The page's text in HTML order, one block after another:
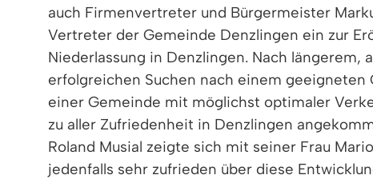
auch Firmenvertreter und Bürgermeister
Vertreter der Gemeinde Denzlingen ein zur
Niederlassung in Denzlingen. Nach längerem,
erfolgreichen Suchen nach einem geeigneten
einer Gemeinde mit möglichst optimaler
zu aller Zufriedenheit in Denzlingen
Roland Musial zeigte sich mit seiner Frau
jedenfalls sehr zufrieden über diese